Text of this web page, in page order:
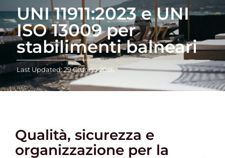
Medicina del Lavoro
Ambiente
Certificazioni
Finanziamenti e incentivi
UNI 11911:2023 e UNI
ISO 13009 per
stabilimenti balneari
Last Updated: 29 Giugno 2026
Qualità, sicurezza e
organizzazione per la